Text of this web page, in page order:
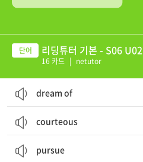
리딩튜터 기본 - S06 U02
16 카드 | netutor
dream of
courteous
pursue